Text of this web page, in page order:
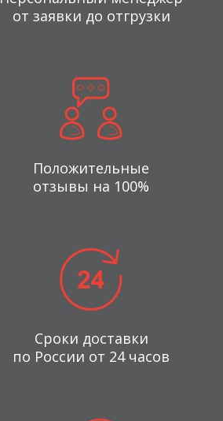
от заявки до отгрузки
Положительные
отзывы на 100%
Сроки доставки
по России от 24 часов